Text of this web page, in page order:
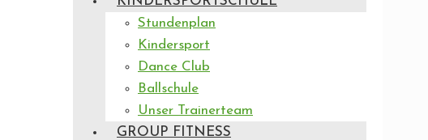
Stundenplan
Kindersport
Dance Club
Ballschule
Unser Trainerteam
GROUP FITNESS